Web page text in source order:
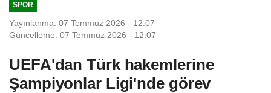
SPOR
Yayınlanma: 07 Temmuz 2026 - 12:07
Güncelleme: 07 Temmuz 2026 - 12:07
UEFA'dan Türk hakemlerine
Şampiyonlar Ligi'nde görev